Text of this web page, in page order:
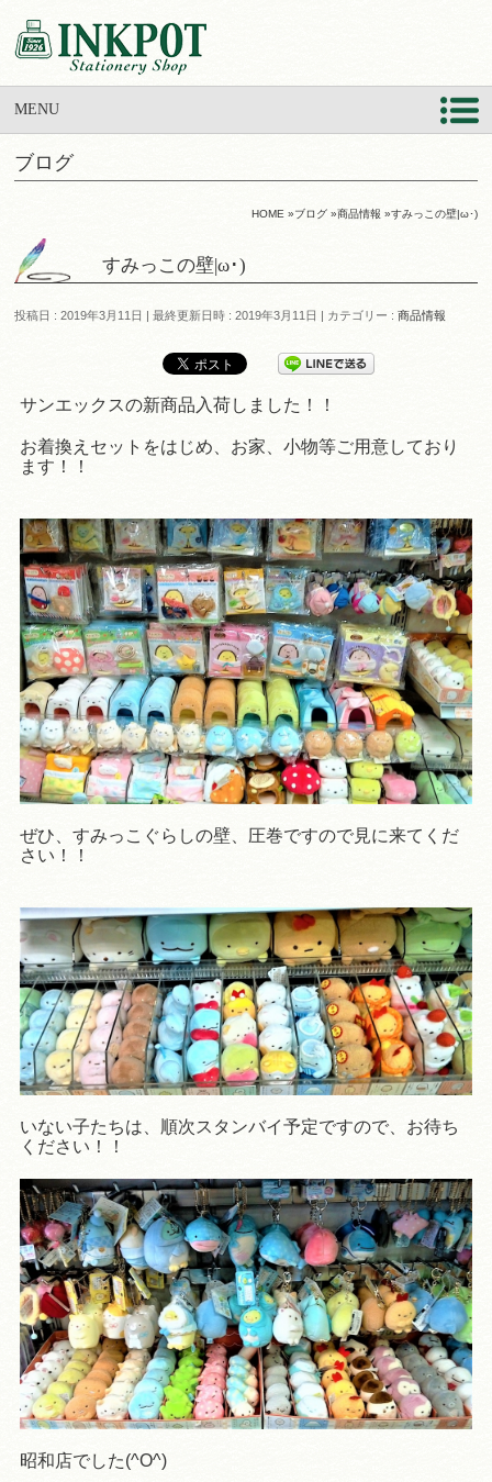
MENU
ブログ
HOME »ブログ»商品情報 »すみっこの壁|ω･)
すみっこの壁|ω･)
投稿日 : 2019年3月11日 最終更新日時 : 2019年3月11日 カテゴリー :商品情報
サンエックスの新商品入荷しました！！
お着換えセットをはじめ、お家、小物等ご用意しており
ます！！
ぜひ、すみっこぐらしの壁、圧巻ですので見に来てくだ
さい！！
いない子たちは、順次スタンバイ予定ですので、お待ち
ください！！
昭和店でした(^O^)